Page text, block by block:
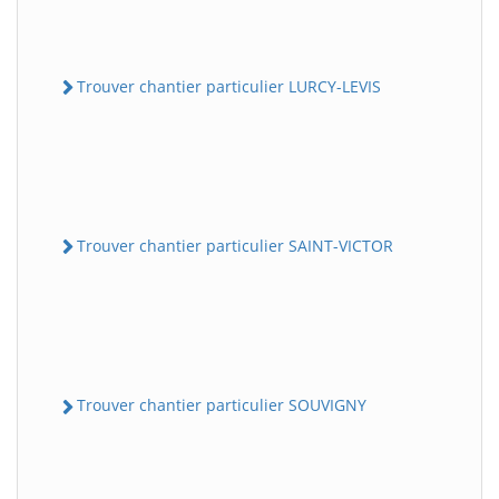
Trouver chantier particulier LURCY-LEVIS
Trouver chantier particulier SAINT-VICTOR
Trouver chantier particulier SOUVIGNY